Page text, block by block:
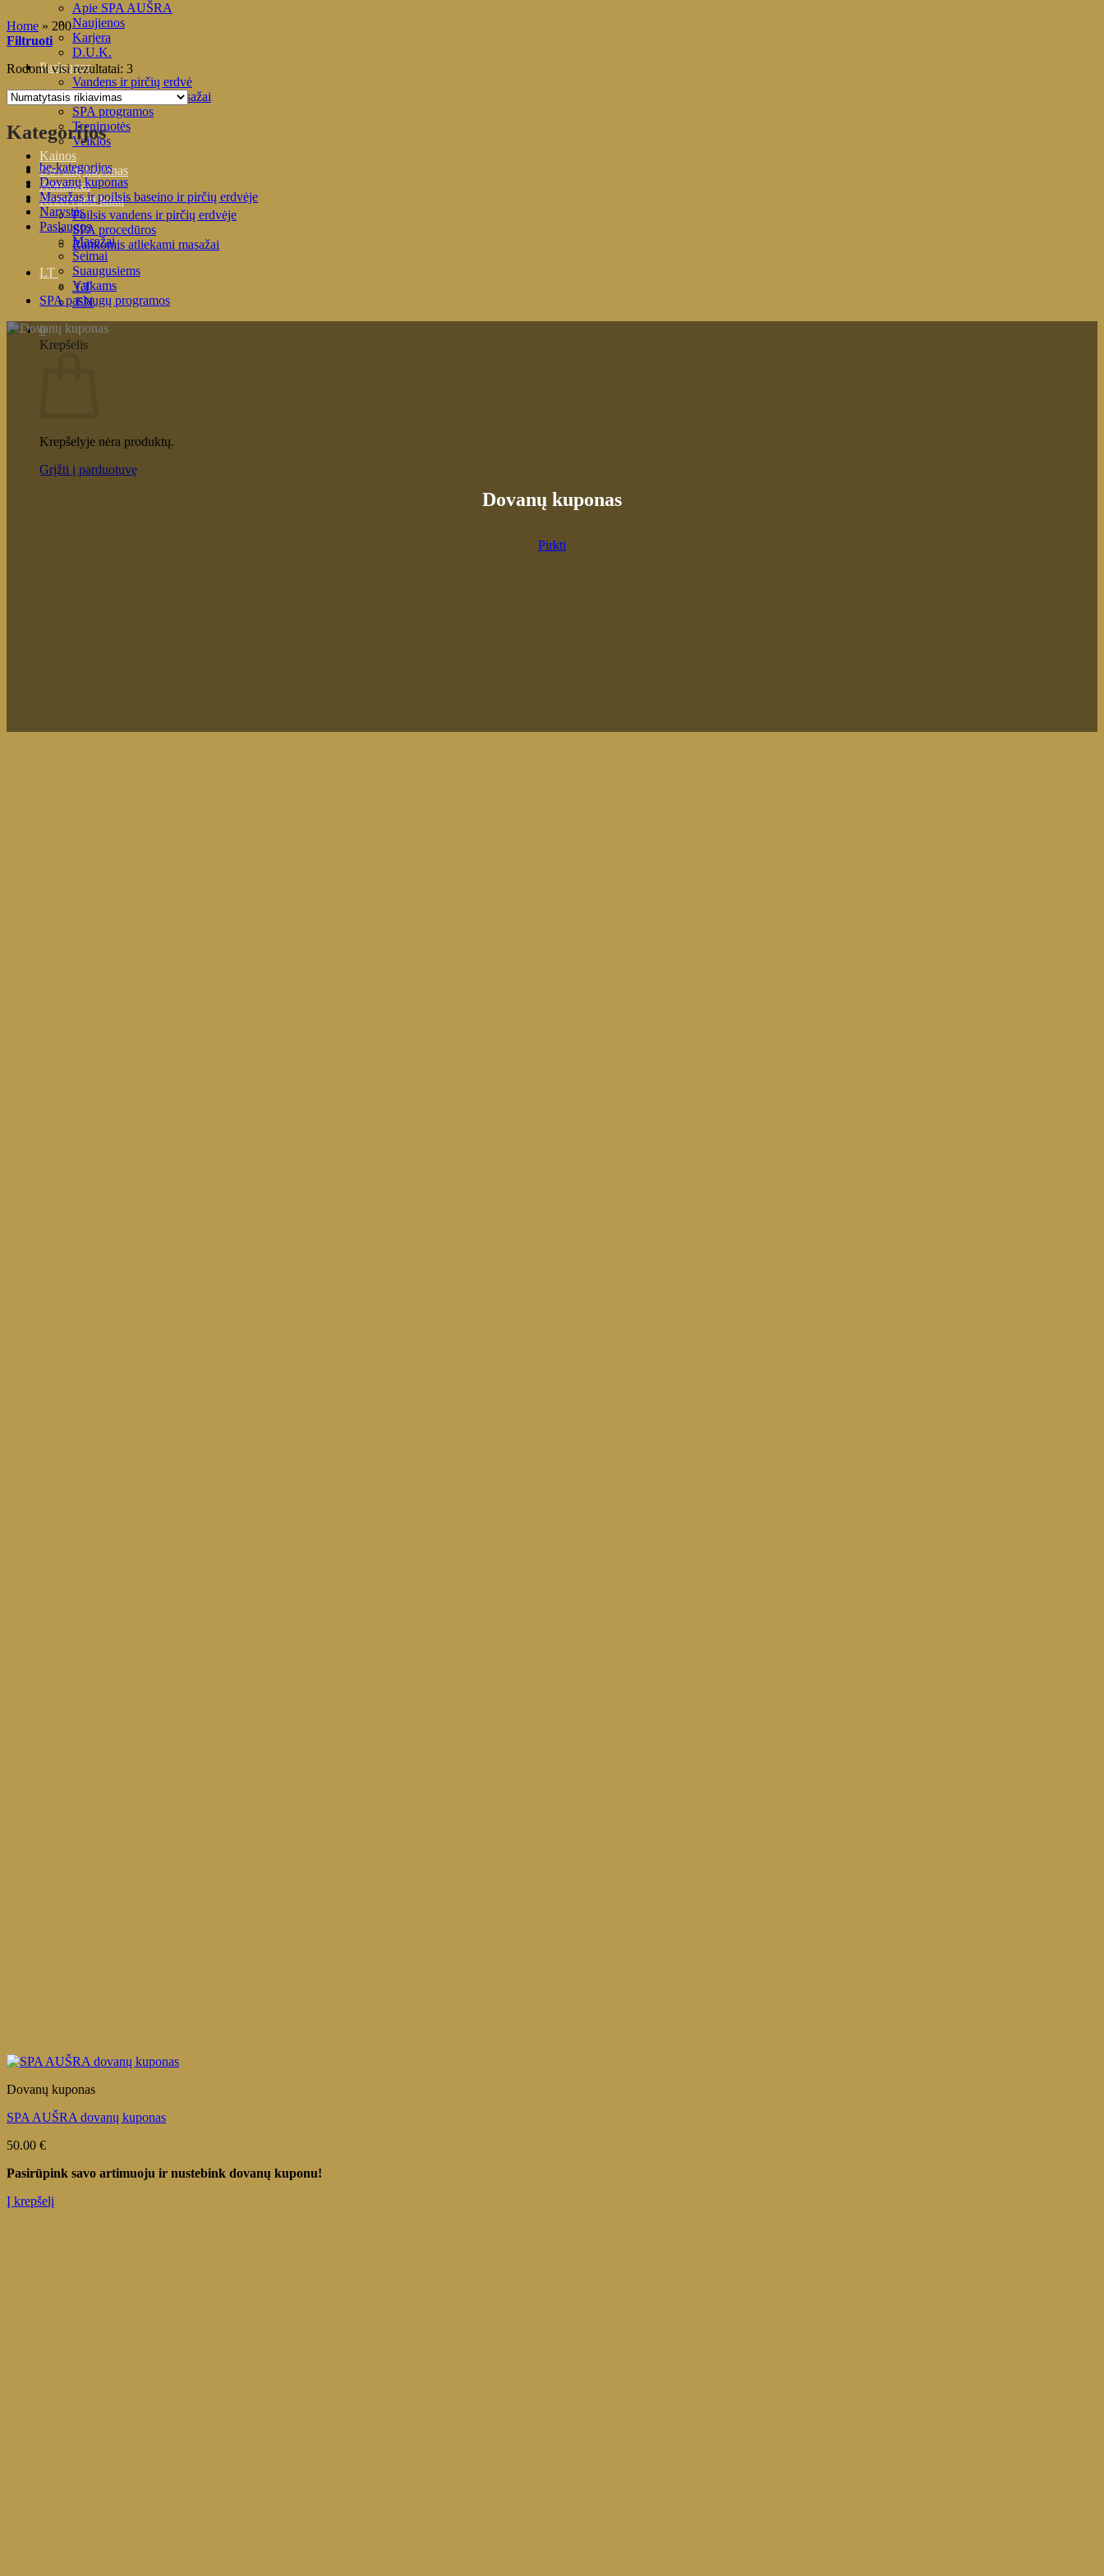
Apie SPA AUŠRA
Naujienos
Karjera
D.U.K.
Paslaugos
Vandens ir pirčių erdvė
SPA procedūros ir masažai
SPA programos
Treniruotės
Veiklos
Kainos
Dovanų kuponas
Kontaktai
Rezervuoti laiką
Poilsis vandens ir pirčių erdvėje
SPA procedūros
Rankomis atliekami masažai
LT
LT
EN
0
Krepšelis
Krepšelyje nėra produktų.
Grįžti į parduotuvę
Home » 200
Filtruoti
Rodomi visi rezultatai: 3
Kategorijos
be-kategorijos
Dovanų kuponas
Masažas ir poilsis baseino ir pirčių erdvėje
Narystės
Paslaugos
Masažai
Šeimai
Suaugusiems
Vaikams
SPA paslaugų programos
Dovanų kuponas
Pirkti
Dovanų kuponas
SPA AUŠRA dovanų kuponas
50.00 €
Pasirūpink savo artimuoju ir nustebink dovanų kuponu!
Į krepšelį